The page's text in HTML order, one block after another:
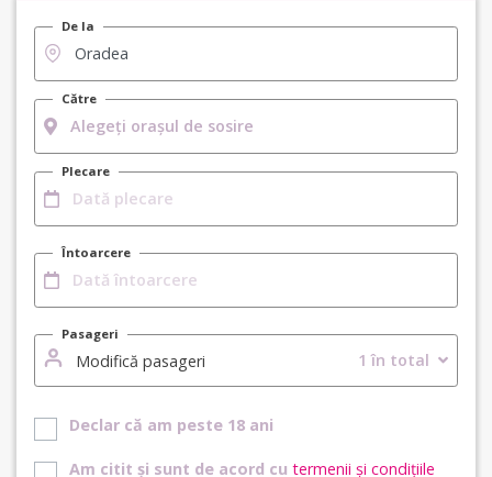
De la
Către
Plecare
Întoarcere
Pasageri
Modifică pasageri 1 în total
Declar că am peste 18 ani
Am citit și sunt de acord cu termenii și condițiile